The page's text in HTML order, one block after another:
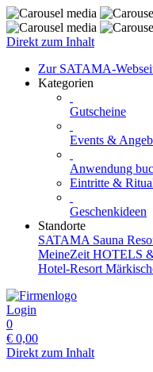
Direkt zum Inhalt
Zur SATAMA-
Kategorien
Gutscheine
Events &
Anwendung
Eintritte &
Geschenkideen
Standorte
SATAMA Sauna
MeineZeit HOTELS
Hotel-Resort
Login
0
€ 0,00
Direkt zum Inhalt